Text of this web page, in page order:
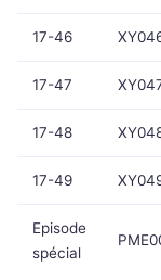
17-46
17-47
17-48
17-49
Episode
spécial